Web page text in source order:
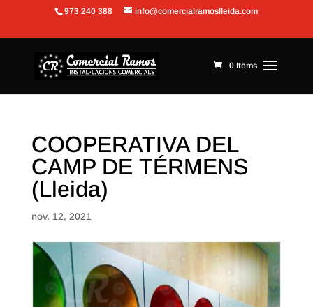
Obre la barra d'eines
973 240 388 info@comercialramoslleida.com
0 Items
COOPERATIVA DEL
CAMP DE TÉRMENS
(Lleida)
nov. 12, 2021